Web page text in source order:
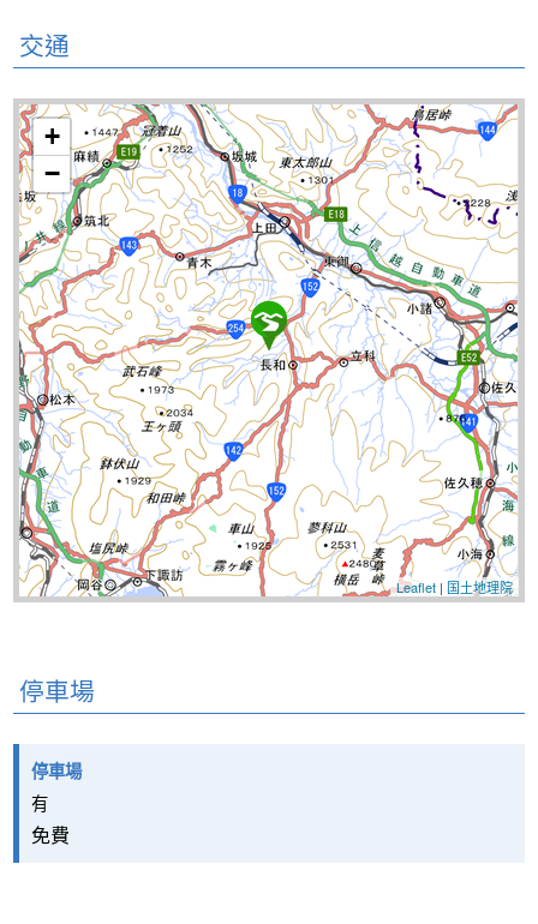
交通
+
−
Leaflet| 国土地理院
停車場
停車場
有
免費